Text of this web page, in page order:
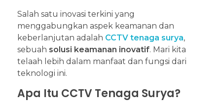
Salah satu inovasi terkini yang
menggabungkan aspek keamanan dan
keberlanjutan adalah CCTV tenaga surya,
sebuah solusi keamanan inovatif. Mari kita
telaah lebih dalam manfaat dan fungsi dari
teknologi ini.
Apa Itu CCTV Tenaga Surya?